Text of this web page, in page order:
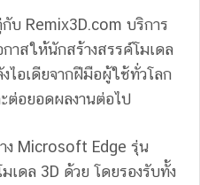
บ Remix3D.com บริการ
าสให้นักสร้างสรรค์โมเดล
ไอเดียจากฝีมือผู้ใช้ทั่วโลก
ต่อยอดผลงานต่อไป
ง Microsoft Edge รุ่น
เดล 3D ด้วย โดยรองรับทั้ง